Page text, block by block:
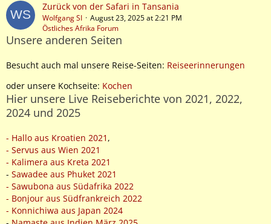
Zurück von der Safari in Tansania
Wolfgang SI
August 23, 2025 at 2:21 PM
Östliches Afrika Forum
Unsere anderen Seiten
Besucht auch mal unsere Reise-Seiten: Reiseerinnerungen
oder unsere Kochseite: Kochen
Hier unsere Live Reiseberichte von 2021, 2022,
2024 und 2025
- Hallo aus Kroatien 2021 ,
- Servus aus Wien 2021
- Kalimera aus Kreta 2021
- Sawadee aus Phuket 2021
- Sawubona aus Südafrika 2022
- Bonjour aus Südfrankreich 2022
- Konnichiwa aus Japan 2024